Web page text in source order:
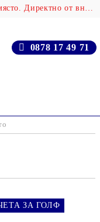
Крабов - Над 100 000 продукта на едно място. Директно от вносителя!
0878 17 49 71
ЗА ГОЛФ